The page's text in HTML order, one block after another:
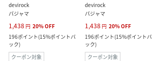
devirock
パジャマ
1,438 円 20%OFF
196ポイント(15%ポイントバ
ック)
クーポン対象
devirock
パジャマ
1,438 円 20%OFF
196ポイント(15%ポイントバ
ック)
クーポン対象